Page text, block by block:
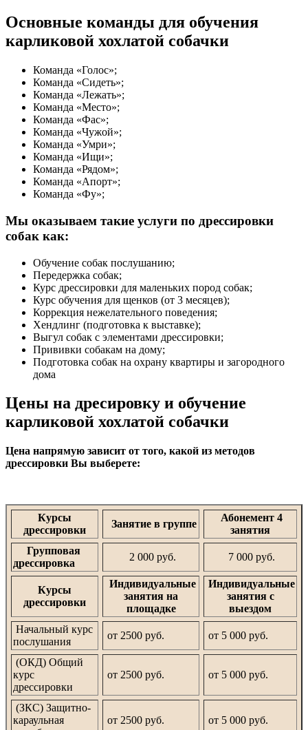
Основные команды для обучения
карликовой хохлатой собачки
Команда «Голос»;
Команда «Сидеть»;
Команда «Лежать»;
Команда «Место»;
Команда «Фас»;
Команда «Чужой»;
Команда «Умри»;
Команда «Ищи»;
Команда «Рядом»;
Команда «Апорт»;
Команда «Фу»;
Мы оказываем такие услуги по дрессировки
собак как:
Обучение собак послушанию;
Передержка собак;
Курс дрессировки для маленьких пород собак;
Курс обучения для щенков (от 3 месяцев);
Коррекция нежелательного поведения;
Хендлинг (подготовка к выставке);
Выгул собак с элементами дрессировки;
Прививки собакам на дому;
Подготовка собак на охрану квартиры и загородного
дома
Цены на дресировку и обучение
карликовой хохлатой собачки
Цена напрямую зависит от того, какой из методов
дрессировки Вы выберете:
Курсы
дрессировки
Занятие в группе
Абонемент 4
занятия
Групповая
дрессировка
2 000 руб. 7 000 руб.
Курсы
дрессировки
Индивидуальные
занятия на
площадке
Индивидуальные
занятия с
выездом
Начальный курс
послушания
от 2500 руб. от 5 000 руб.
(ОКД) Общий
курс
дрессировки
от 2500 руб. от 5 000 руб.
(ЗКС) Защитно-
караульная
от 2500 руб. от 5 000 руб.